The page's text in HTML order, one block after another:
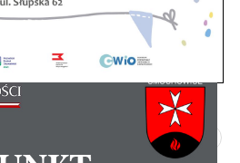
Następny artykuł